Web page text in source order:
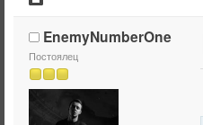
EnemyNumberOne
Постоялец